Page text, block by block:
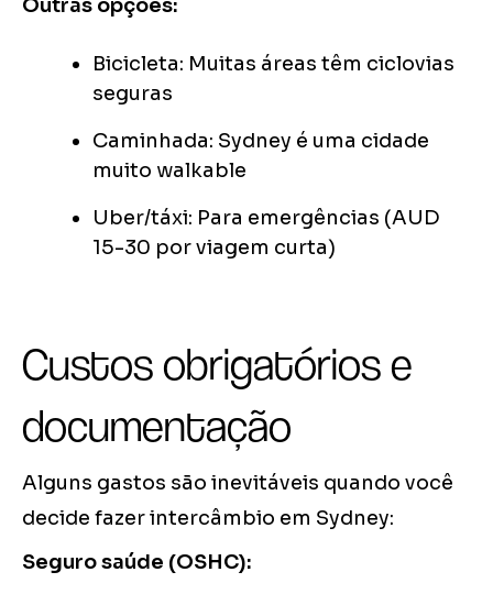
Outras opções:
Bicicleta: Muitas áreas têm ciclovias
seguras
Caminhada: Sydney é uma cidade
muito walkable
Uber/táxi: Para emergências (AUD
15-30 por viagem curta)
Custos obrigatórios e
documentação
Alguns gastos são inevitáveis quando você
decide fazer intercâmbio em Sydney:
Seguro saúde (OSHC):